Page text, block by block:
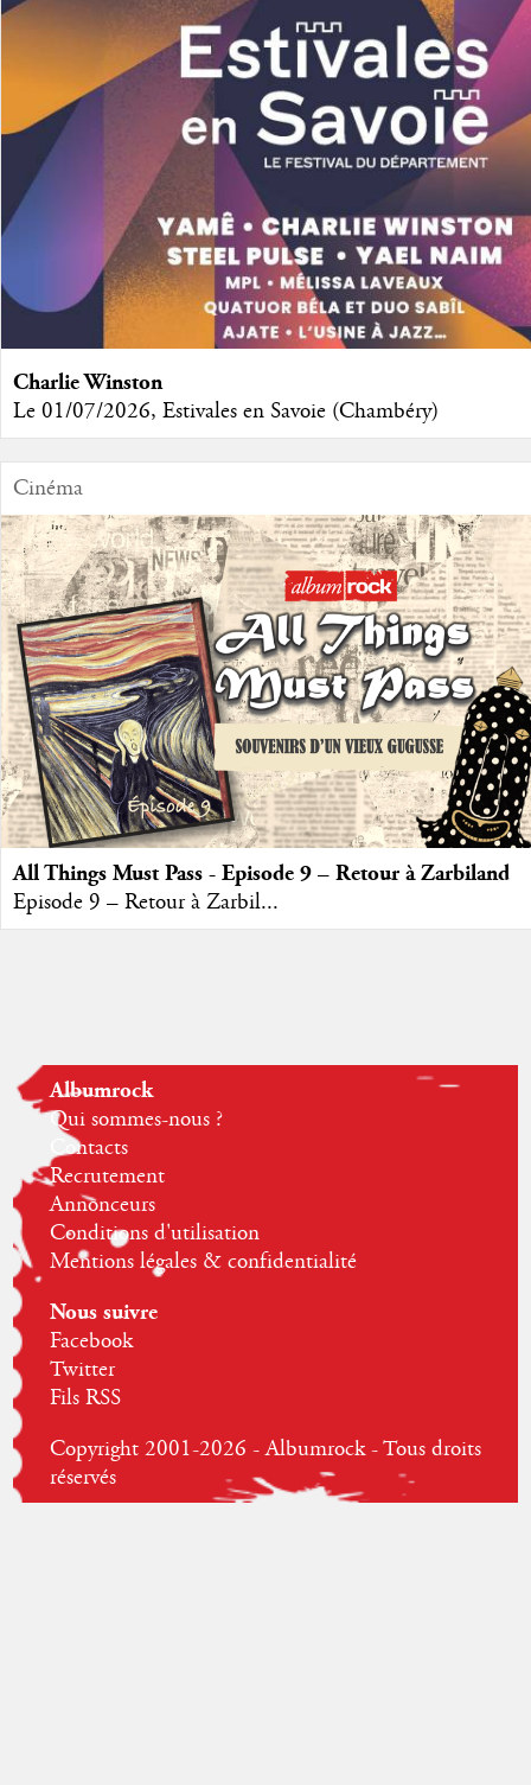
Charlie Winston
Le 01/07/2026, Estivales en Savoie (Chambéry)
Cinéma
All Things Must Pass - Episode 9 – Retour à Zarbiland
Episode 9 – Retour à Zarbil...
Albumrock
Qui sommes-nous ?
Contacts
Recrutement
Annonceurs
Conditions d'utilisation
Mentions légales & confidentialité
Nous suivre
Facebook
Twitter
Fils RSS
Copyright 2001-2026 - Albumrock - Tous droits
réservés